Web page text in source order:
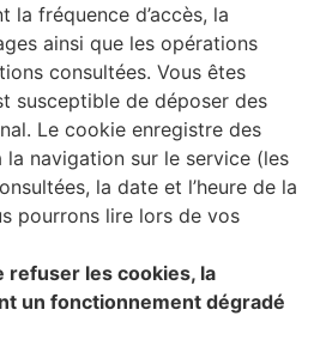
la fréquence d’accès, la
ainsi que les opérations
consultées. Vous êtes
susceptible de déposer des
Le cookie enregistre des
navigation sur le service (les
la date et l’heure de la
pourrons lire lors de vos
refuser les cookies, la
un fonctionnement dégradé